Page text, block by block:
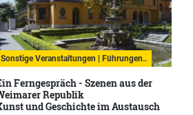
Sonstige Veranstaltungen | Führungen..
Ferngespräch - Szenen aus der
Republik
und Geschichte im Austausch